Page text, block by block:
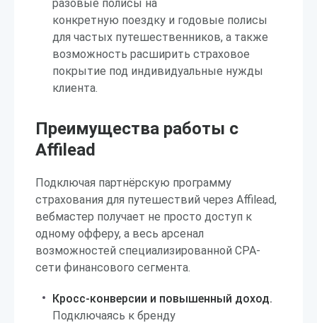
разовые полисы на
конкретную поездку и годовые полисы
для частых путешественников, а также
возможность расширить страховое
покрытие под индивидуальные нужды
клиента.
Преимущества работы с
Affilead
Подключая партнёрскую программу
страхования для путешествий через Affilead,
вебмастер получает не просто доступ к
одному офферу, а весь арсенал
возможностей специализированной CPA-
сети финансового сегмента.
Кросс-конверсии и повышенный доход.
Подключаясь к бренду